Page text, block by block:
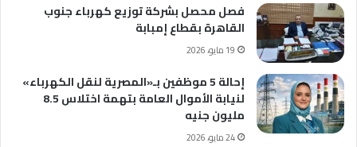
فصل محصل بشركة توزيع كهرباء جنوب
القاهرة بقطاع إمبابة
19 مايو، 2026
إحالة 5 موظفين بـ«المصرية لنقل الكهرباء»
لنيابة الأموال العامة بتهمة اختلاس 8.5
مليون جنيه
24 مايو، 2026